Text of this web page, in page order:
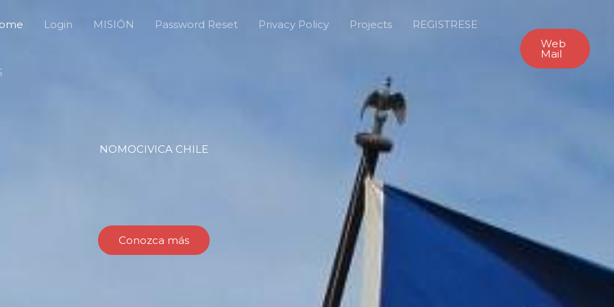
Login MISIÓN Password Reset Privacy Policy Projects REGISTRESE
Web
Mail
NOMOCIVICA CHILE
Conozca más